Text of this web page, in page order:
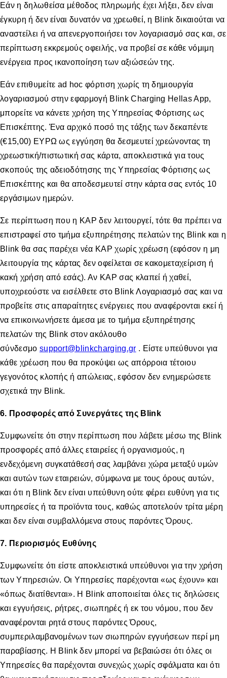
Εάν η δηλωθείσα μέθοδος πληρωμής έχει λήξει, δεν είναι
έγκυρη ή δεν είναι δυνατόν να χρεωθεί, η Blink δικαιούται να
αναστείλει ή να απενεργοποιήσει τον λογαριασμό σας και, σε
περίπτωση εκκρεμούς οφειλής, να προβεί σε κάθε νόμιμη
ενέργεια προς ικανοποίηση των αξιώσεών της.
Εάν επιθυμείτε ad hoc φόρτιση χωρίς τη δημιουργία
λογαριασμού στην εφαρμογή Blink Charging Hellas App,
μπορείτε να κάνετε χρήση της Υπηρεσίας Φόρτισης ως
Επισκέπτης. Ένα αρχικό ποσό της τάξης των δεκαπέντε
(€15,00) ΕΥΡΩ ως εγγύηση θα δεσμευτεί χρεώνοντας τη
χρεωστική/πιστωτική σας κάρτα, αποκλειστικά για τους
σκοπούς της αδειοδότησης της Υπηρεσίας Φόρτισης ως
Επισκέπτης και θα αποδεσμευτεί στην κάρτα σας εντός 10
εργάσιμων ημερών.
Σε περίπτωση που η ΚΑΡ δεν λειτουργεί, τότε θα πρέπει να
επιστραφεί στο τμήμα εξυπηρέτησης πελατών της Blink και η
Βlink θα σας παρέχει νέα ΚΑΡ χωρίς χρέωση (εφόσον η μη
λειτουργία της κάρτας δεν οφείλεται σε κακομεταχείριση ή
κακή χρήση από εσάς). Αν ΚΑΡ σας κλαπεί ή χαθεί,
υποχρεούστε να εισέλθετε στο Blink Λογαριασμό σας και να
προβείτε στις απαραίτητες ενέργειες που αναφέρονται εκεί ή
να επικοινωνήσετε άμεσα με το τμήμα εξυπηρέτησης
πελατών της Blink στον ακόλουθο
σύνδεσμο support@blinkcharging.gr . Είστε υπεύθυνοι για
κάθε χρέωση που θα προκύψει ως απόρροια τέτοιου
γεγονότος κλοπής ή απώλειας, εφόσον δεν ενημερώσετε
σχετικά την Blink.
6. Προσφορές από Συνεργάτες της Blink
Συμφωνείτε ότι στην περίπτωση που λάβετε μέσω της Blink
προσφορές από άλλες εταιρείες ή οργανισμούς, η
ενδεχόμενη συγκατάθεσή σας λαμβάνει χώρα μεταξύ υμών
και αυτών των εταιρειών, σύμφωνα με τους όρους αυτών,
και ότι η Blink δεν είναι υπεύθυνη ούτε φέρει ευθύνη για τις
υπηρεσίες ή τα προϊόντα τους, καθώς αποτελούν τρίτα μέρη
και δεν είναι συμβαλλόμενα στους παρόντες Όρους.
7. Περιορισμός Ευθύνης
Συμφωνείτε ότι είστε αποκλειστικά υπεύθυνοι για την χρήση
των Υπηρεσιών. Οι Υπηρεσίες παρέχονται «ως έχουν» και
«όπως διατίθενται». Η Blink αποποιείται όλες τις δηλώσεις
και εγγυήσεις, ρήτρες, σιωπηρές ή εκ του νόμου, που δεν
αναφέρονται ρητά στους παρόντες Όρους,
συμπεριλαμβανομένων των σιωπηρών εγγυήσεων περί μη
παραβίασης. Η Blink δεν μπορεί να βεβαιώσει ότι όλες οι
Υπηρεσίες θα παρέχονται συνεχώς χωρίς σφάλματα και ότι